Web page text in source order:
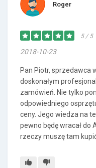
Roger
5 / 5
2018-10-23
Pan Piotr, sprzedawca
doskonałym
zamówień. Nie tylko
odpowiedniego
ceny. Jego wiedza na
pewno będę wracał do
rzeczy muszę tam